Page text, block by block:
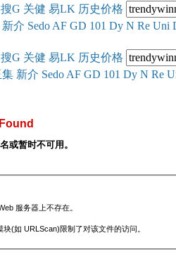
搜G 关健 易LK 历史价格
新介 Sedo AF GD 101 Dy N Re Uni